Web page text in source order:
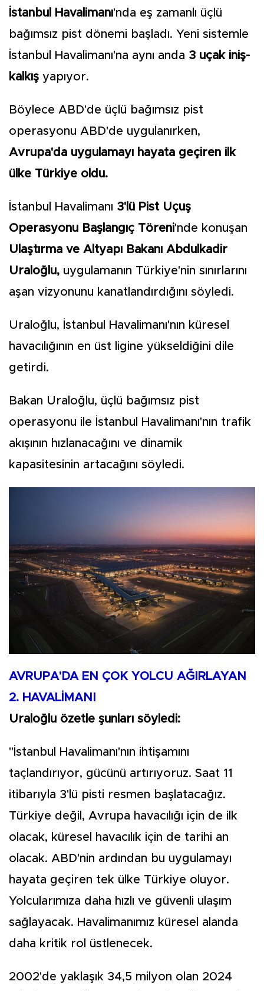
İstanbul Havalimanı'nda eş zamanlı üçlü
bağımsız pist dönemi başladı. Yeni sistemle
İstanbul Havalimanı'na aynı anda 3 uçak iniş-
kalkış yapıyor.
Böylece ABD'de üçlü bağımsız pist
operasyonu ABD'de uygulanırken,
Avrupa'da uygulamayı hayata geçiren ilk
ülke Türkiye oldu.
İstanbul Havalimanı 3'lü Pist Uçuş
Operasyonu Başlangıç Töreni'nde konuşan
Ulaştırma ve Altyapı Bakanı Abdulkadir
Uraloğlu, uygulamanın Türkiye'nin sınırlarını
aşan vizyonunu kanatlandırdığını söyledi.
Uraloğlu, İstanbul Havalimanı'nın küresel
havacılığının en üst ligine yükseldiğini dile
getirdi.
Bakan Uraloğlu, üçlü bağımsız pist
operasyonu ile İstanbul Havalimanı'nın trafik
akışının hızlanacağını ve dinamik
kapasitesinin artacağını söyledi.
AVRUPA'DA EN ÇOK YOLCU AĞIRLAYAN
2. HAVALİMANI
Uraloğlu özetle şunları söyledi:
"İstanbul Havalimanı'nın ihtişamını
taçlandırıyor, gücünü artırıyoruz. Saat 11
itibarıyla 3'lü pisti resmen başlatacağız.
Türkiye değil, Avrupa havacılığı için de ilk
olacak, küresel havacılık için de tarihi an
olacak. ABD'nin ardından bu uygulamayı
hayata geçiren tek ülke Türkiye oluyor.
Yolcularımıza daha hızlı ve güvenli ulaşım
sağlayacak. Havalimanımız küresel alanda
daha kritik rol üstlenecek.
2002'de yaklaşık 34,5 milyon olan 2024